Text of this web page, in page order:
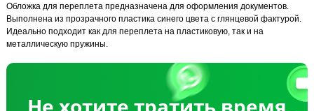
Обложка для переплета предназначена для оформления документов.
Выполнена из прозрачного пластика синего цвета с глянцевой фактурой.
Идеально подходит как для переплета на пластиковую, так и на
металлическую пружины.